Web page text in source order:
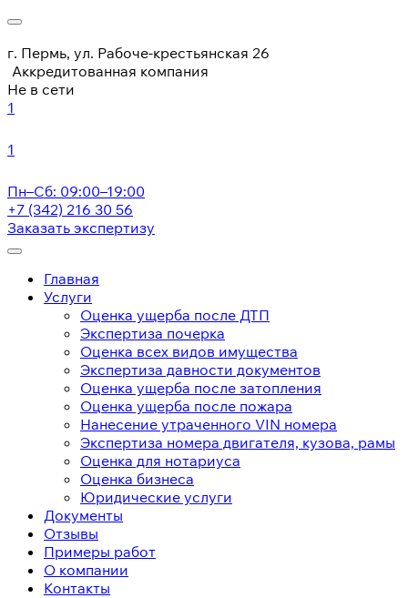
г. Пермь, ул. Рабоче-крестьянская 26
Аккредитованная компания
Не в сети
1
1
Пн–Сб: 09:00–19:00
+7 (342) 216 30 56
Заказать экспертизу
Главная
Услуги
Оценка ущерба после ДТП
Экспертиза почерка
Оценка всех видов имущества
Экспертиза давности документов
Оценка ущерба после затопления
Оценка ущерба после пожара
Нанесение утраченного VIN номера
Экспертиза номера двигателя, кузова, рамы
Оценка для нотариуса
Оценка бизнеса
Юридические услуги
Документы
Отзывы
Примеры работ
О компании
Контакты